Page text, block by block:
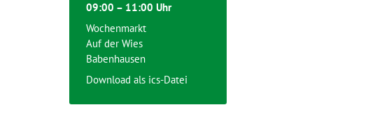
09:00 – 11:00 Uhr
Wochenmarkt
Auf der Wies
Babenhausen
Download als ics-Datei